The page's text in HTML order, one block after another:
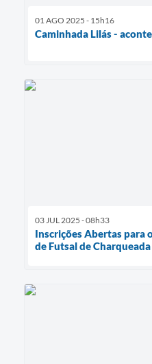
01 AGO 2025 - 15h16
Caminhada Lilás -
03 JUL 2025 - 08h33
Inscrições Abertas para
de Futsal de